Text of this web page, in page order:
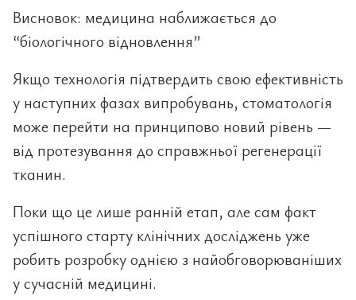
Висновок: медицина наближається до
“біологічного відновлення”
Якщо технологія підтвердить свою ефективність
у наступних фазах випробувань, стоматологія
може перейти на принципово новий рівень —
від протезування до справжньої регенерації
тканин.
Поки що це лише ранній етап, але сам факт
успішного старту клінічних досліджень уже
робить розробку однією з найобговорюваніших
у сучасній медицині.